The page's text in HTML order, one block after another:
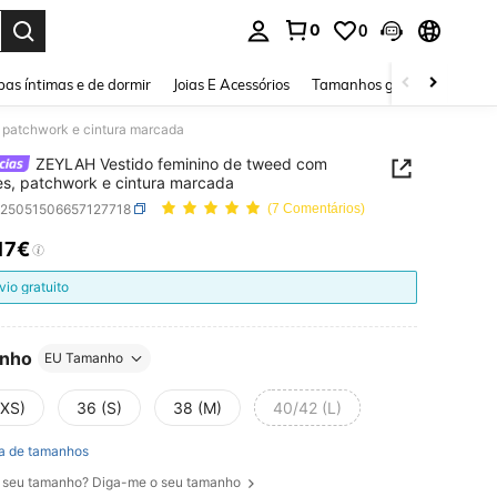
0 0
íntimas e de dormir Joias E Acessórios Tamanhos grandes
e cintura marcada
ZEYLAH Vestido feminino de tweed com
patchwork e cintura marcada
(7 Comentários)
AND AVAILABILITY
gratuito
EU Tamanho
36 (S) 38 (M) 40/42 (L)
de tamanhos
seu tamanho? Diga-me o seu tamanho